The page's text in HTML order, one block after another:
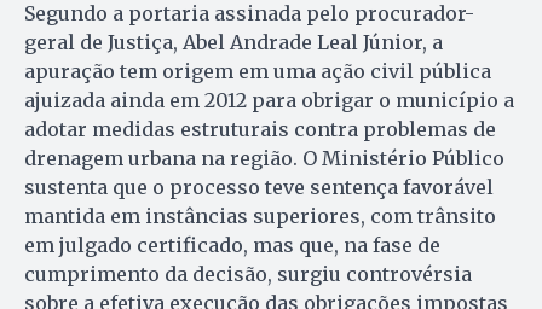
Segundo a portaria assinada pelo procurador-
geral de Justiça, Abel Andrade Leal Júnior, a
apuração tem origem em uma ação civil pública
ajuizada ainda em 2012 para obrigar o município a
adotar medidas estruturais contra problemas de
drenagem urbana na região. O Ministério Público
sustenta que o processo teve sentença favorável
mantida em instâncias superiores, com trânsito
em julgado certificado, mas que, na fase de
cumprimento da decisão, surgiu controvérsia
sobre a efetiva execução das obrigações impostas